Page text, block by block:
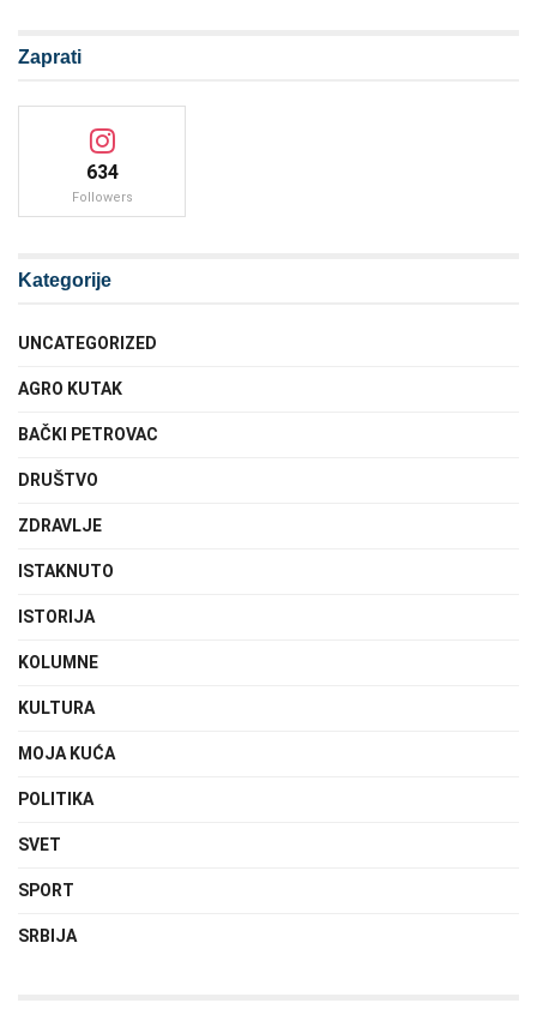
Zaprati
634
Followers
Kategorije
UNCATEGORIZED
AGRO KUTAK
BAČKI PETROVAC
DRUŠTVO
ZDRAVLJE
ISTAKNUTO
ISTORIJA
KOLUMNE
KULTURA
MOJA KUĆA
POLITIKA
SVET
SPORT
SRBIJA